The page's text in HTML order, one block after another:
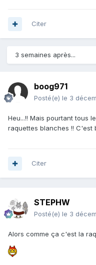
Citer
3 semaines après...
boog971
Posté(e) le 3
Heu...!! Mais pourtant tous
raquettes blanches !! C'est
Citer
STEPHW
Posté(e) le 3
Alors comme ça c'est la